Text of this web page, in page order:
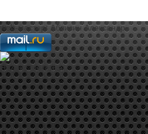
web-мастер:Аблизин Александр